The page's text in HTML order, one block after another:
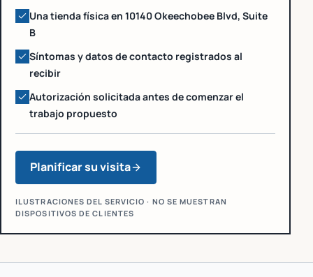
Una tienda física en 10140 Okeechobee Blvd, Suite
B
Síntomas y datos de contacto registrados al
recibir
Autorización solicitada antes de comenzar el
trabajo propuesto
Planificar su visita
ILUSTRACIONES DEL SERVICIO · NO SE MUESTRAN
DISPOSITIVOS DE CLIENTES